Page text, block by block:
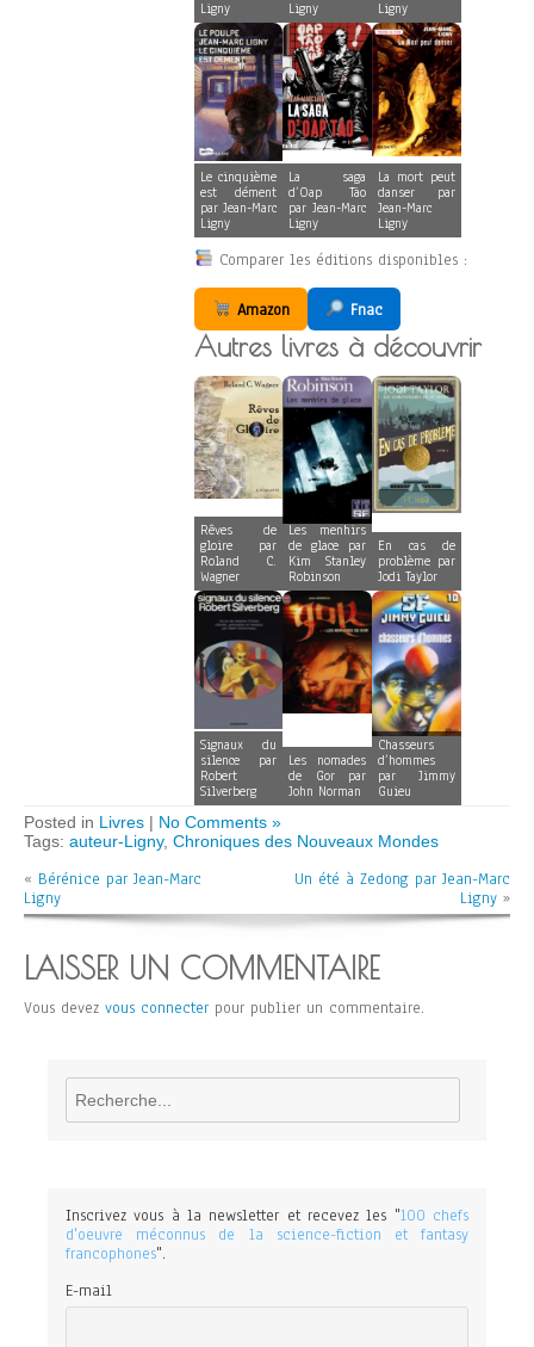
Ligny
Ligny
Ligny
Le cinquième
est dément
par Jean-Marc
Ligny
La saga
d’Oap Täo
par Jean-Marc
Ligny
La mort peut
danser par
Jean-Marc
Ligny
Comparer les éditions disponibles :
Amazon Fnac
Autres livres à découvrir
Rêves de
gloire par
Roland C.
Wagner
Les menhirs
de glace par
Kim Stanley
Robinson
En cas de
problème par
Jodi Taylor
Signaux du
silence par
Robert
Silverberg
Les nomades
de Gor par
John Norman
Chasseurs
d’hommes
par Jimmy
Guieu
Posted in Livres | No Comments »
Tags: auteur-Ligny, Chroniques des Nouveaux Mondes
« Bérénice par Jean-Marc
Ligny
Un été à Zedong par Jean-Marc
Ligny »
LAISSER UN COMMENTAIRE
Vous devez vous connecter pour publier un commentaire.
Rechercher
Inscrivez vous à la newsletter et recevez les "100 chefs
d'oeuvre méconnus de la science-fiction et fantasy
francophones".
E-mail